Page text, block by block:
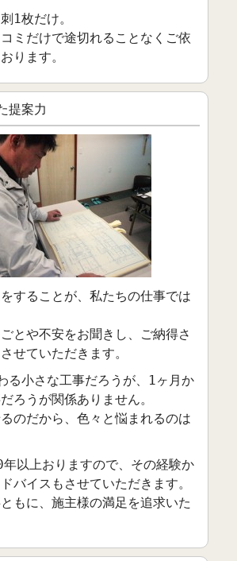
1枚だけ。
ミだけで途切れることなくご依
ります。
提案力
することが、私たちの仕事では
とや不安をお聞きし、ご納得さ
せていただきます。
る小さな工事だろうが、1ヶ月か
ろうが関係ありません。
のだから、色々と悩まれるのは
以上おりますので、その経験か
バイスもさせていただきます。
もに、施主様の満足を追求いた